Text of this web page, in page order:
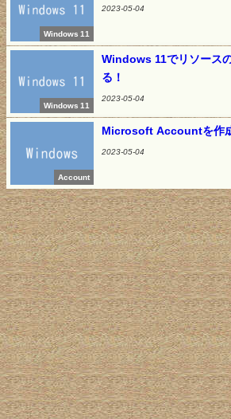
Windows 11
2023-05-04
Windows 11
Windows 11でリソース
る！
2023-05-04
Account
Microsoft Accountを作
2023-05-04